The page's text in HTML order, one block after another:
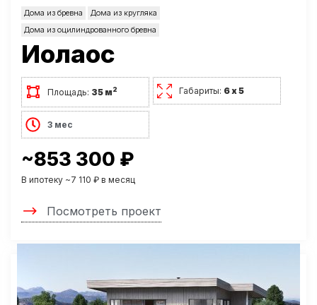
Дома из бревна
Дома из кругляка
Дома из оцилиндрованного бревна
Иолаос
Площадь: 35 м2 Габариты: 6 х 5
3 мес
~853 300 ₽
В ипотеку ~7 110 ₽ в месяц
Посмотреть проект